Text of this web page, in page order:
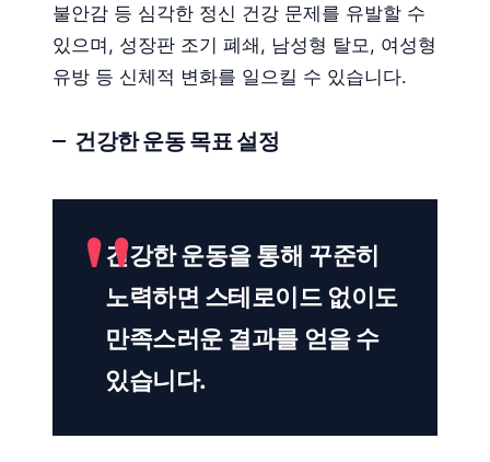
불안감 등 심각한 정신 건강 문제를 유발할 수
있으며, 성장판 조기 폐쇄, 남성형 탈모, 여성형
유방 등 신체적 변화를 일으킬 수 있습니다.
건강한 운동 목표 설정
건강한 운동을 통해 꾸준히
노력하면 스테로이드 없이도
만족스러운 결과를 얻을 수
있습니다.